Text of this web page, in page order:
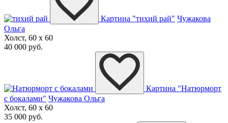
Картина "тихий рай" Чужакова
Ольга
Холст, 60 x 60
40 000 руб.
Картина "Натюрморт
с бокалами" Чужакова Ольга
Холст, 60 x 60
35 000 руб.